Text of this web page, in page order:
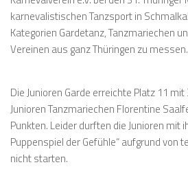
karnevalistischen Tanzsport in
Kategorien Gardetanz, Tanzmariechen
Vereinen aus ganz Thüringen zu messen.
Die Junioren Garde erreichte Platz 11
Junioren Tanzmariechen Florentine
Punkten. Leider durften die Junioren mit
Puppenspiel der Gefühle“ aufgrund von
nicht starten.